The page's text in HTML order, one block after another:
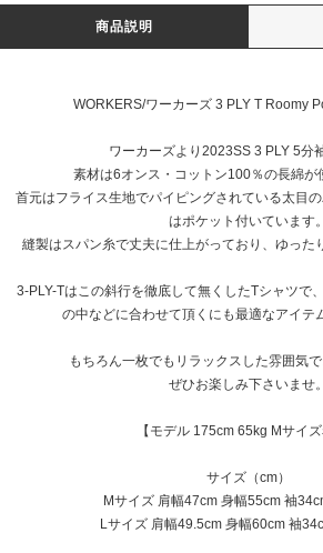
商品説明
WORKERS/ワーカーズ 3 PLY T Roomy
ワーカーズより2023SS 3 PLY 5分
素材は6オンス・コットン100％の長綿が
首元はフライス生地でパイピングされている太目
はポケット付いています。
縫製はスパン糸で丈夫に仕上がっており、ゆった
3-PLY-Tはこの斜行を徹底して無くしたTシャツで
の中などに合わせて頂くにも最適なアイテ
もちろん一枚でもリラックスした雰囲気で
ぜひお楽しみ下さいませ。
【モデル 175cm 65kg Mサイズ
サイズ（cm）
Mサイズ 肩幅47cm 身幅55cm 袖
Lサイズ 肩幅49.5cm 身幅60cm 袖